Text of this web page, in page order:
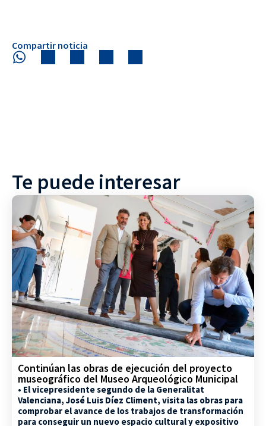
Compartir noticia
Te puede interesar
Continúan las obras de ejecución del proyecto
museográfico del Museo Arqueológico Municipal
• El vicepresidente segundo de la Generalitat
Valenciana, José Luis Díez Climent, visita las obras para
comprobar el avance de los trabajos de transformación
para conseguir un nuevo espacio cultural y expositivo